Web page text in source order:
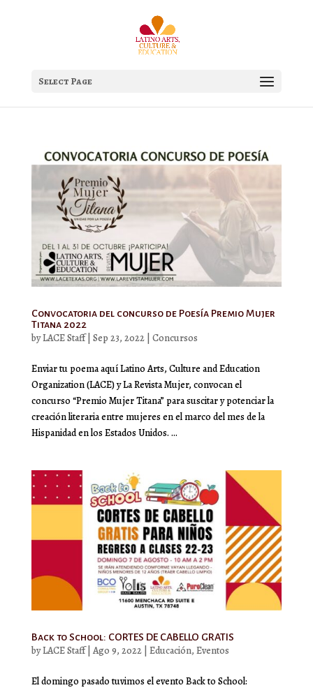
Select Page
Convocatoria del concurso de Poesía Premio Mujer
Titana 2022
byLACE Staff| Sep 23, 2022| Concursos
Enviar tu poema aquí Latino Arts, Culture and Education
Organization (LACE) y La Revista Mujer, convocan el
concurso “Premio Mujer Titana” para suscitar y potenciar la
creación literaria entre mujeres en el marco del mes de la
Hispanidad en los Estados Unidos. ...
Back to School: CORTES DE CABELLO GRATIS
byLACE Staff| Ago 9, 2022| Educación, Eventos
El domingo pasado tuvimos el evento Back to School: